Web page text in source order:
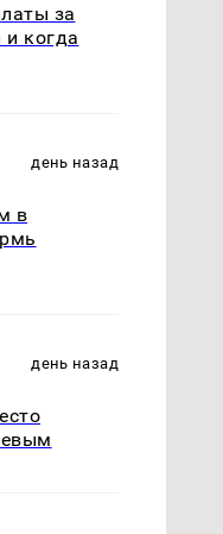
за
когда
день назад
в
день назад